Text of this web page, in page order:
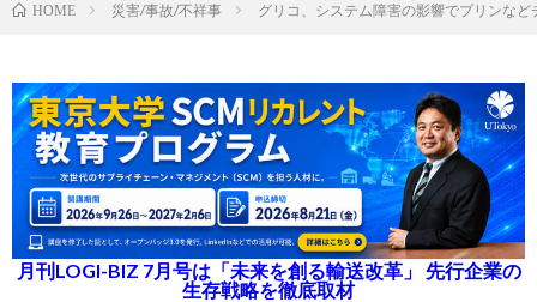
HOME 災害/事故/不祥事 グリコ、システム障害の影響でプリンな
月刊LOGI-BIZ 7月号は「未来を創る輸送改革」 先行企業の
生存戦略を徹底取材